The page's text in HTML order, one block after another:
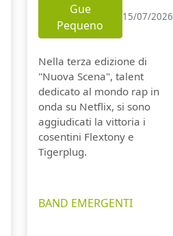
Gue
Pequeno
15/07/2026
Nella terza edizione di
"Nuova Scena", talent
dedicato al mondo rap in
onda su Netflix, si sono
aggiudicati la vittoria i
cosentini Flextony e
Tigerplug.
BAND EMERGENTI